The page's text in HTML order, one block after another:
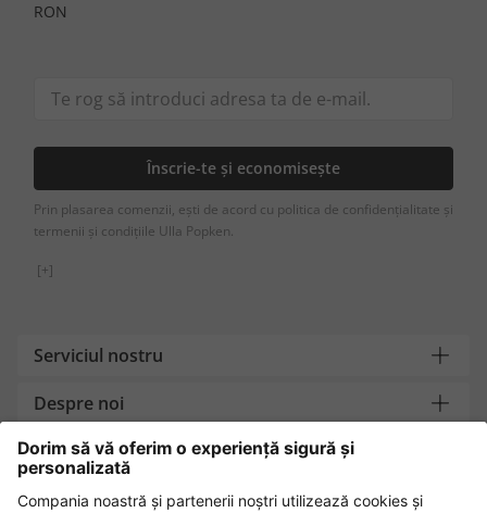
RON
Înscrie-te și economisește
Prin plasarea comenzii, ești de acord cu politica de confidențialitate și
termenii și condițiile Ulla Popken.
[+]
Serviciul nostru
Despre noi
Contact
Metode de plată